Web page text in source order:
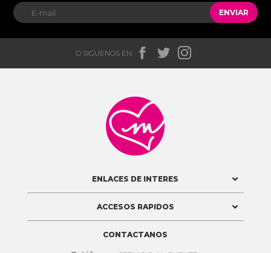
ENVIAR
O SIGUENOS EN   

ENLACES DE INTERES
ACCESOS RAPIDOS
CONTACTANOS